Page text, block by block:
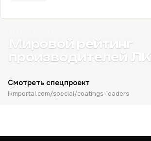
Мировой рейтинг
производителей
Смотреть спецпроект
lkmportal.com/special/coatings-leaders